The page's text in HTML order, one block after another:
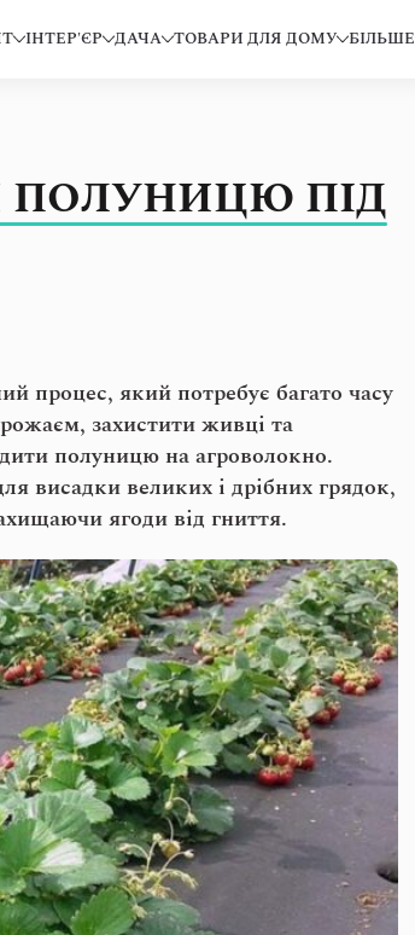
ІНТЕР'ЄР ДАЧА ТОВАРИ ДЛЯ ДОМУ БІЛЬШЕ
ПІД
процес, який потребує багато часу
захистити живці та
полуницю на агроволокно.
висадки великих і дрібних грядок,
ягоди від гниття.